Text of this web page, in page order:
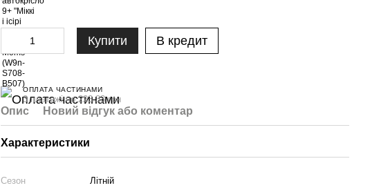
Купити В кредит
ОПЛАТА ЧАСТИНАМИ
3 платежі по 223.33 грн
Опис Новий відгук або коментар
Характеристики
Сезон
Літній